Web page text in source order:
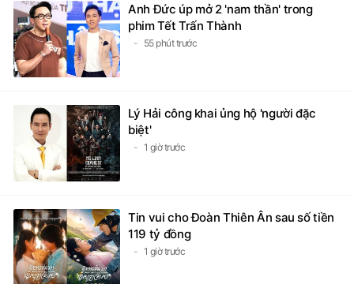
Anh Đức úp mở 2 'nam thần' trong
phim Tết Trấn Thành
55 phút trước
Lý Hải công khai ủng hộ 'người đặc
biệt'
1 giờ trước
Tin vui cho Đoàn Thiên Ân sau số tiền
119 tỷ đồng
1 giờ trước